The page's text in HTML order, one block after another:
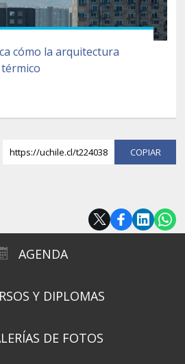
cómo la arquitectura
https://uchile.cl/t224038
AGENDA
Y DIPLOMAS
DE FOTOS